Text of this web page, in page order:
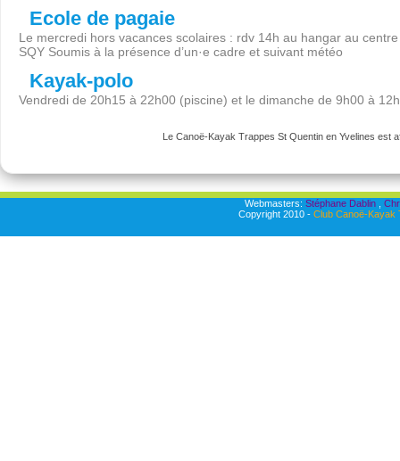
Ecole de pagaie
Le mercredi hors vacances scolaires : rdv 14h au hangar au
SQY Soumis à la présence d’un·e cadre et suivant météo
Kayak-polo
Vendredi de 20h15 à 22h00 (piscine) et le dimanche de 9h00 à
Le Canoë-Kayak Trappes St Quentin en Yvelines est
Webmasters: Stéphane Dablin,
Copyright 2010 - Club Canoë-Kayak